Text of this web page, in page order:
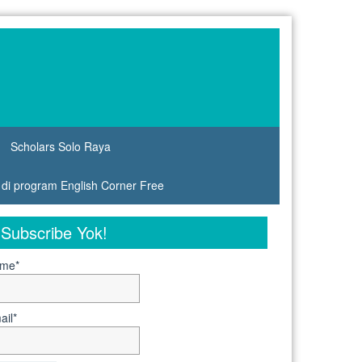
Scholars Solo Raya
program English Corner Free
Subscribe Yok!